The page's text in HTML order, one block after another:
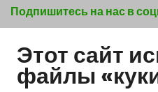
Этот сайт
файлы
Подпишитесь на нас в
Show my cookie settings